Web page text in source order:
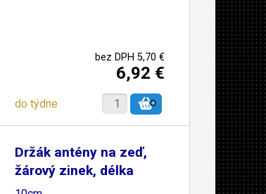
bez DPH 5,70 €
6,92 €
do týdne
Držák antény na zeď,
žárový zinek, délka